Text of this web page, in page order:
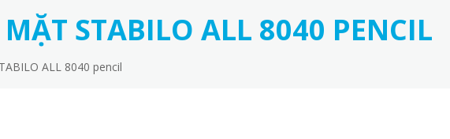
STABILO ALL 8040 PENCIL
ALL 8040 pencil